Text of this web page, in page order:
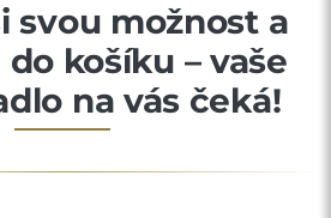
svou možnost a
košíku – vaše
na vás čeká!